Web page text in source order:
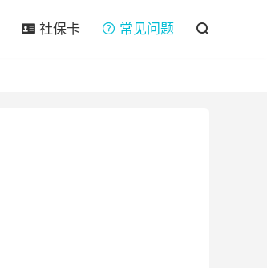
 社保卡  常见问题 